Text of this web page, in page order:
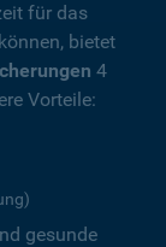
für das
bietet
4
Vorteile:
gesunde